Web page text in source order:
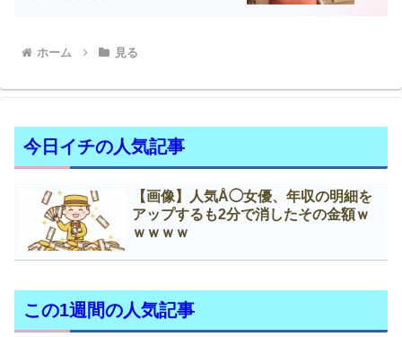
ホーム 見る
今日イチの人気記事
【画像】人気Å◯女優、年収の明細を
アップするも2分で消したその金額ｗ
ｗｗｗｗ
この1週間の人気記事